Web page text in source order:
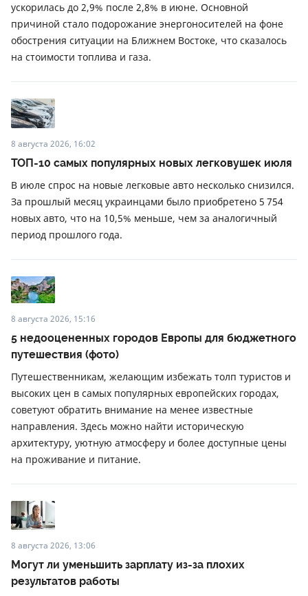
ускорилась до 2,9% после 2,8% в июне. Основной
причиной стало подорожание энергоносителей на фоне
обострения ситуации на Ближнем Востоке, что сказалось
на стоимости топлива и газа.
8 августа 2026, 16:02
ТОП-10 самых популярных новых легковушек июля
В июле спрос на новые легковые авто несколько снизился.
За прошлый месяц украинцами было приобретено 5 754
новых авто, что на 10,5% меньше, чем за аналогичный
период прошлого года.
8 августа 2026, 15:16
5 недооцененных городов Европы для бюджетного
путешествия (фото)
Путешественникам, желающим избежать толп туристов и
высоких цен в самых популярных европейских городах,
советуют обратить внимание на менее известные
направления. Здесь можно найти историческую
архитектуру, уютную атмосферу и более доступные цены
на проживание и питание.
8 августа 2026, 13:06
Могут ли уменьшить зарплату из-за плохих
результатов работы